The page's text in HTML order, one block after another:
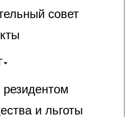
совет
резидентом
и льготы